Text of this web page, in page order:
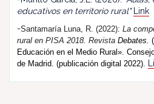
educativos en territorio rural"
Link
-Santamaría Luna, R. (2022): La
rural en PISA 2018. Revista Debates.
Educación en el Medio Rural».
de Madrid. (publicación digital 2022).